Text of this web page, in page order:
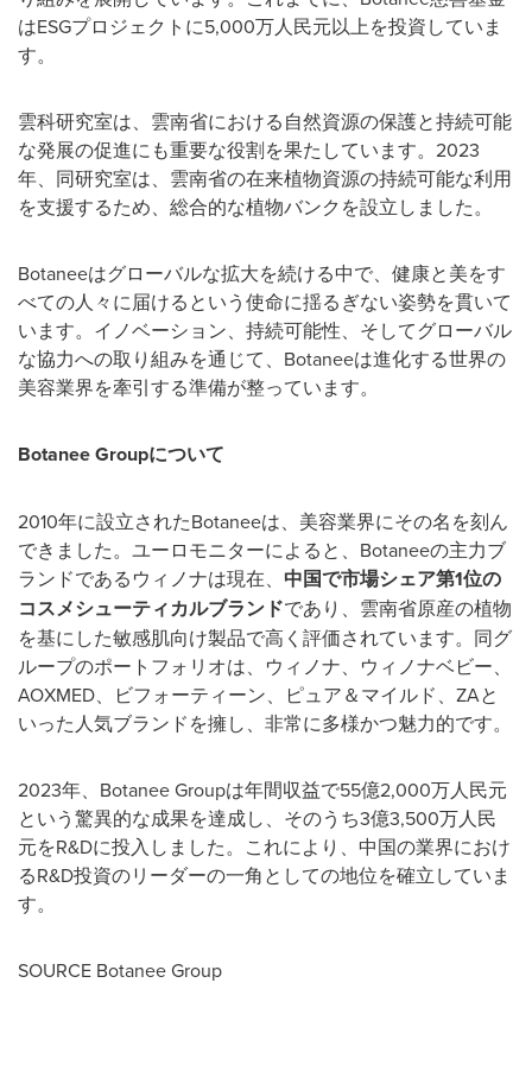
はESGプロジェクトに5,000万人民元以上を投資していま
す。
雲科研究室は、雲南省における自然資源の保護と持続可能
な発展の促進にも重要な役割を果たしています。2023
年、同研究室は、雲南省の在来植物資源の持続可能な利用
を支援するため、総合的な植物バンクを設立しました。
Botaneeはグローバルな拡大を続ける中で、健康と美をす
べての人々に届けるという使命に揺るぎない姿勢を貫いて
います。イノベーション、持続可能性、そしてグローバル
な協力への取り組みを通じて、Botaneeは進化する世界の
美容業界を牽引する準備が整っています。
Botanee Groupについて
2010年に設立されたBotaneeは、美容業界にその名を刻ん
できました。ユーロモニターによると、Botaneeの主力ブ
ランドであるウィノナは現在、 中国で市場シェア第1位の
コスメシューティカルブランドであり、雲南省原産の植物
を基にした敏感肌向け製品で高く評価されています。同グ
ループのポートフォリオは、ウィノナ、ウィノナベビー、
AOXMED、ビフォーティーン、ピュア＆マイルド、ZAと
いった人気ブランドを擁し、非常に多様かつ魅力的です。
2023年、Botanee Groupは年間収益で55億2,000万人民元
という驚異的な成果を達成し、そのうち3億3,500万人民
元をR&Dに投入しました。これにより、中国の業界におけ
るR&D投資のリーダーの一角としての地位を確立していま
す。
SOURCE Botanee Group